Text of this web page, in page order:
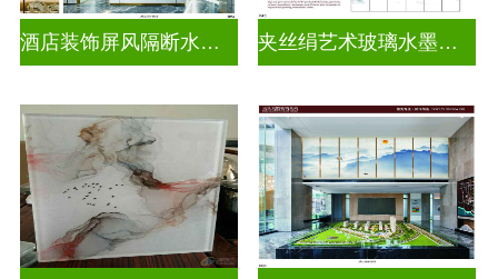
酒店装饰屏风隔断水墨山水画玻璃 夹丝绢艺术玻璃水墨画玻璃